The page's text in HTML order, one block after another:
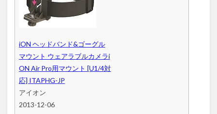
iON ヘッドバンド&ゴーグル
マウント ウェアラブルカメラi
ON Air Pro用マウント [U1/4対
応] ITAPHG-JP
アイオン
2013-12-06